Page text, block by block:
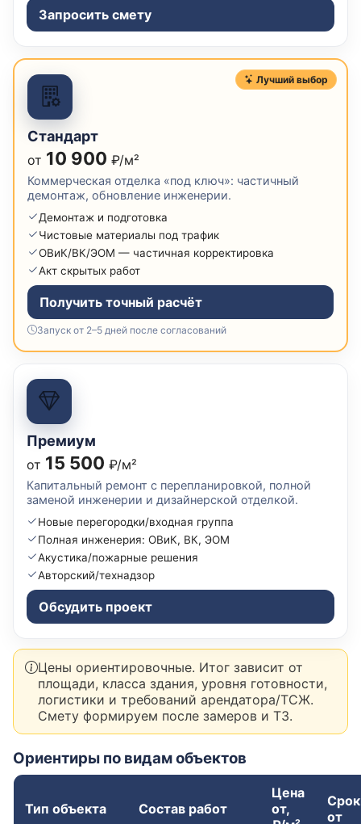
Запросить смету
Лучший выбор
Стандарт
от 10 900 ₽/м²
Коммерческая отделка «под ключ»: частичный
демонтаж, обновление инженерии.
Демонтаж и подготовка
Чистовые материалы под трафик
ОВиК/ВК/ЭОМ — частичная корректировка
Акт скрытых работ
Получить точный расчёт
Запуск от 2–5 дней после согласований
Премиум
от 15 500 ₽/м²
Капитальный ремонт с перепланировкой, полной
заменой инженерии и дизайнерской отделкой.
Новые перегородки/входная группа
Полная инженерия: ОВиК, ВК, ЭОМ
Акустика/пожарные решения
Авторский/технадзор
Обсудить проект
Цены ориентировочные. Итог зависит от
площади, класса здания, уровня готовности,
логистики и требований арендатора/ТСЖ.
Смету формируем после замеров и ТЗ.
Ориентиры по видам объектов
Тип объекта Состав работ
Цена
от,
от